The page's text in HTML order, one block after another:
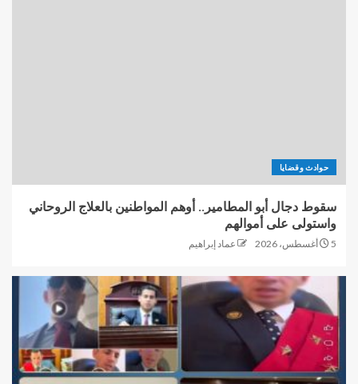
حوادث وقضايا
سقوط دجال أبو المطامير.. أوهم المواطنين بالعلاج الروحاني
واستولى على أموالهم
5 أغسطس، 2026 عماد إبراهيم